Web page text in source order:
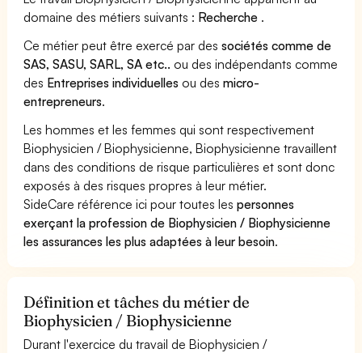
domaine des métiers suivants : Recherche .
Ce métier peut être exercé par dessociétés comme de
SAS, SASU, SARL, SA etc.. ou des indépendants comme
des Entreprises individuelles ou desmicro-
entrepreneurs.
Les hommes et les femmes qui sont respectivement
Biophysicien / Biophysicienne, Biophysicienne travaillent
dans des conditions de risque particulières et sont donc
exposés à des risques propres à leur métier.
SideCare référence ici pour toutes lespersonnes
exerçant la profession de Biophysicien / Biophysicienne
les assurances les plus adaptées à leur besoin.
Définition et tâches du métier de
Biophysicien / Biophysicienne
Durant l'exercice du travail de Biophysicien /